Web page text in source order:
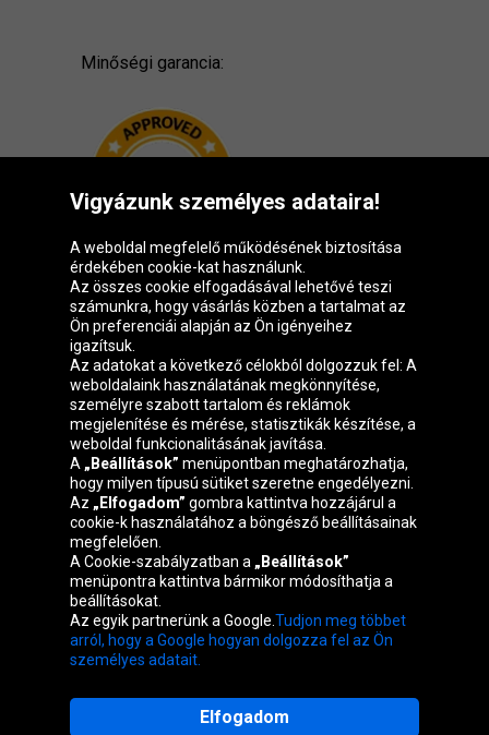
Minőségi garancia:
Oponeo csoport
Belgique
Česká
republika
Deutschland
España
Österreich Polska
Slovenská
republika
United
Kingdom
Vigyázunk személyes adataira!
A weboldal megfelelő működésének biztosítása
érdekében cookie-kat használunk.
Az összes cookie elfogadásával lehetővé teszi
számunkra, hogy vásárlás közben a tartalmat az
Ön preferenciái alapján az Ön igényeihez
igazítsuk.
Az adatokat a következő célokból dolgozzuk fel: A
weboldalaink használatának megkönnyítése,
személyre szabott tartalom és reklámok
megjelenítése és mérése, statisztikák készítése, a
weboldal funkcionalitásának javítása.
A „Beállítások” menüpontban meghatározhatja,
hogy milyen típusú sütiket szeretne engedélyezni.
Az „Elfogadom” gombra kattintva hozzájárul a
cookie-k használatához a böngésző beállításainak
megfelelően.
A Cookie-szabályzatban a „Beállítások”
menüpontra kattintva bármikor módosíthatja a
beállításokat.
Az egyik partnerünk a Google. Tudjon meg többet
arról, hogy a Google hogyan dolgozza fel az Ön
személyes adatait.
Elfogadom